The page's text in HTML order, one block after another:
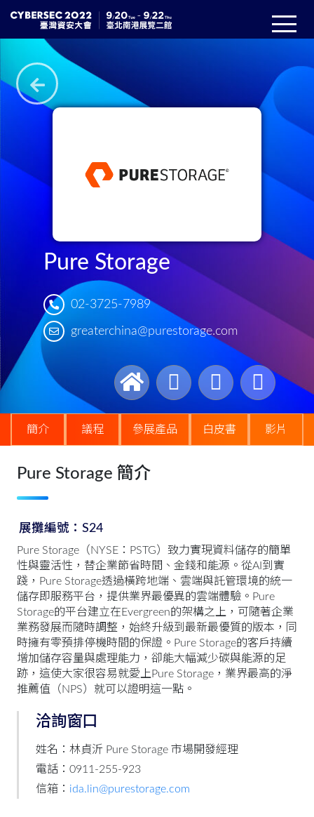
Pure Storage
02-3725-7989
greaterchina@purestorage.com
簡介 議程 參展產品 白皮書 影片
Pure Storage 簡介
展攤編號：S24
Pure Storage（NYSE：PSTG）致力實現資料儲存的簡單
性與靈活性，替企業節省時間、金錢和能源。從AI到實
踐，Pure Storage透過橫跨地端、雲端與託管環境的統一
儲存即服務平台，提供業界最優異的雲端體驗。Pure
Storage的平台建立在Evergreen的架構之上，可隨著企業
業務發展而隨時調整，始終升級到最新最優質的版本，同
時擁有零預排停機時間的保證。Pure Storage的客戶持續
增加儲存容量與處理能力，卻能大幅減少碳與能源的足
跡，這使大家很容易就愛上Pure Storage，業界最高的淨
推薦值（NPS）就可以證明這一點。
洽詢窗口
姓名：林貞沂 Pure Storage 市場開發經理
電話：0911-255-923
信箱： ida.lin@purestorage.com